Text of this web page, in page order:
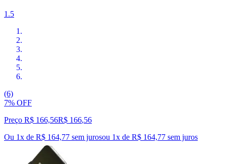
1.5
(6)
7% OFF
Preço R$ 166,56R$ 166,56
Ou 1x de R$ 164,77 sem jurosou 1x de R$ 164,77 sem juros